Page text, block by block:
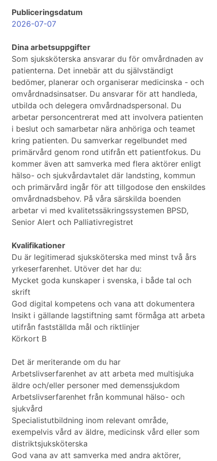
Publiceringsdatum
2026-07-07
Dina arbetsuppgifter
Som sjuksköterska ansvarar du för omvårdnaden av
patienterna. Det innebär att du självständigt
bedömer, planerar och organiserar medicinska - och
omvårdnadsinsatser. Du ansvarar för att handleda,
utbilda och delegera omvårdnadspersonal. Du
arbetar personcentrerat med att involvera patienten
i beslut och samarbetar nära anhöriga och teamet
kring patienten. Du samverkar regelbundet med
primärvård genom rond utifrån ett patientfokus. Du
kommer även att samverka med flera aktörer enligt
hälso- och sjukvårdavtalet där landsting, kommun
och primärvård ingår för att tillgodose den enskildes
omvårdnadsbehov. På våra särskilda boenden
arbetar vi med kvalitetssäkringssystemen BPSD,
Senior Alert och Palliativregistret
Kvalifikationer
Du är legitimerad sjuksköterska med minst två års
yrkeserfarenhet. Utöver det har du:
Mycket goda kunskaper i svenska, i både tal och
skrift
God digital kompetens och vana att dokumentera
Insikt i gällande lagstiftning samt förmåga att arbeta
utifrån fastställda mål och riktlinjer
Körkort B
Det är meriterande om du har
Arbetslivserfarenhet av att arbeta med multisjuka
äldre och/eller personer med demenssjukdom
Arbetslivserfarenhet från kommunal hälso- och
sjukvård
Specialistutbildning inom relevant område,
exempelvis vård av äldre, medicinsk vård eller som
distriktsjuksköterska
God vana av att samverka med andra aktörer,